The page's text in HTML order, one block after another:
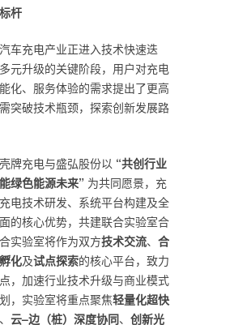
杆
车充电产业正进入技术快速迭
元升级的关键阶段，用户对充电
化、服务体验的需求提出了更高
突破技术瓶颈，探索创新发展路
牌充电与盛弘股份以 “共创行业
绿色能源未来” 为共同愿景，充
电技术研发、系统平台构建及全
的核心优势，共建联合实验室合
实验室将作为双方技术交流、 合
化及试点探索的核心平台，致力
，加速行业技术升级与商业模式
，实验室将重点聚焦轻量化超快
云–边（桩）深度协同、 创新光